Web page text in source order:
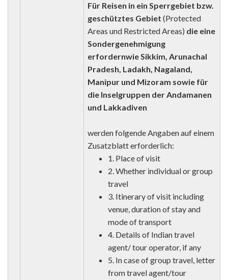
Für Reisen in ein Sperrgebiet bzw.
geschütztes Gebiet (Protected
Areas und Restricted Areas) die eine
Sondergenehmigung
erfordernwie Sikkim, Arunachal
Pradesh, Ladakh, Nagaland,
Manipur und Mizoram sowie für
die Inselgruppen der Andamanen
und Lakkadiven
werden folgende Angaben auf einem
Zusatzblatt erforderlich:
1. Place of visit
2. Whether individual or group
travel
3. Itinerary of visit including
venue, duration of stay and
mode of transport
4. Details of Indian travel
agent/ tour operator, if any
5. In case of group travel, letter
from travel agent/tour